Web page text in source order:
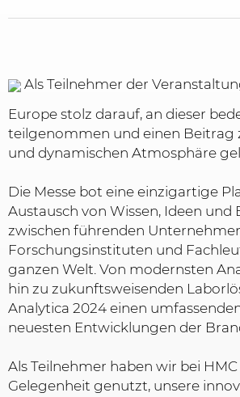
Als Teilnehmer der
Europe stolz darauf, an dieser
teilgenommen und einen Beitrag
und dynamischen Atmosphäre
Die Messe bot eine einzigartige
Austausch von Wissen, Ideen und
zwischen führenden
Forschungsinstituten und
ganzen Welt. Von modernsten
hin zu zukunftsweisenden
Analytica 2024 einen
neuesten Entwicklungen der
Als Teilnehmer haben wir bei
Gelegenheit genutzt, unsere